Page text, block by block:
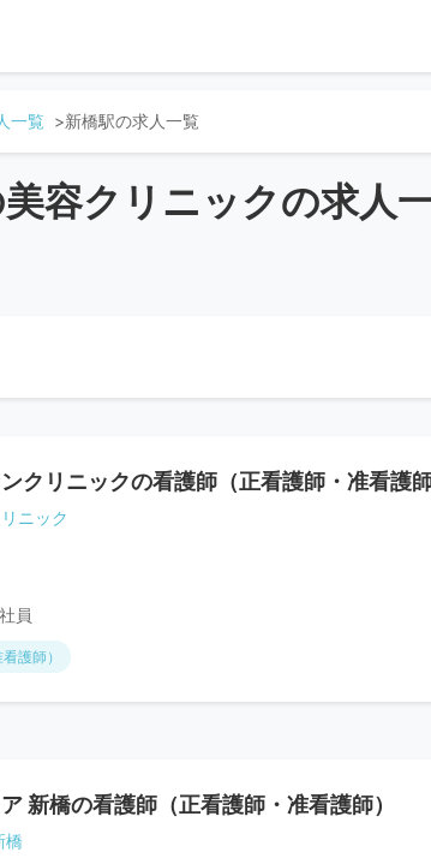
一覧 新橋駅の求人一覧
容クリニックの求人
クリニックの看護師（正看護師・准看護
ニック
員
護師）
新橋の看護師（正看護師・准看護師）
橋